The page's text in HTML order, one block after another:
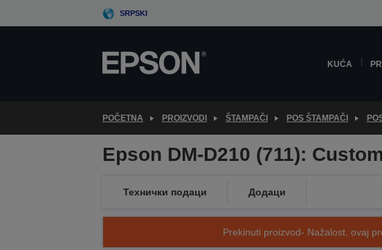
to
SRPSKI
KUĆA
POČETNA PROIZVODI ŠTAMPAČI POS ŠTAMPAČI
Epson DM-D210 (711):
Технички подаци Додаци
Prekinuti proizvod- Nažalost, ovaj